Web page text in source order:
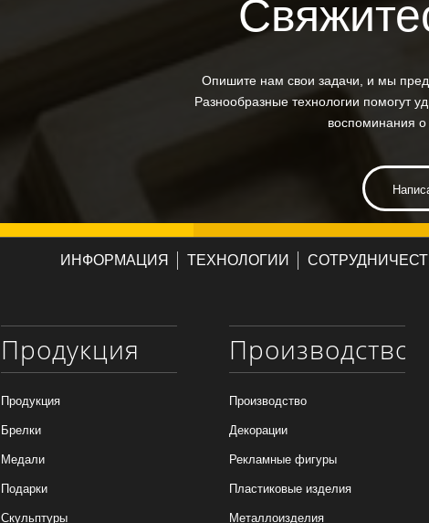
Опишите нам свои задачи, и мы
Разнообразные технологии помогут
воспоминания
ИНФОРМАЦИЯ ТЕХНОЛОГИИ
Продукция
Продукция
Брелки
Медали
Подарки
Скульптуры
Производство
Производство
Декорации
Рекламные фигуры
Пластиковые изделия
Металлоизделия